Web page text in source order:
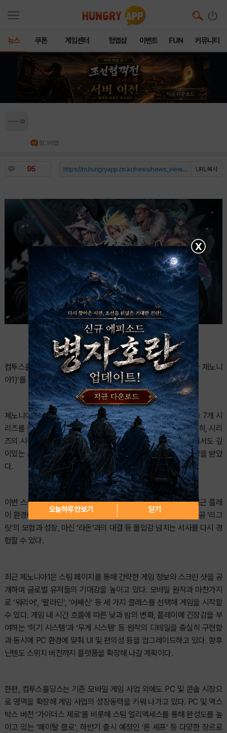
뉴스 쿠폰 게임센터 헝앱샵 이벤트 FUN 커뮤니티
헝그리앱
95 URL복사
https://m.hungryapp.co.kr/news/news_view.php?durl=YmNvZGU9b...
컴투스홀딩스는 명작 액션 RPG ‘제노니아1 : 기억의 실타래(이하 제노니
아1)’를 PC 스팀 버전으로 선보인다고 8일 밝혔다.
제노니아 시리즈는 모바일 RPG 역사에 한 획을 그은 작품으로 총 7개 시
리즈를 통해 글로벌 누적 6,300만 다운로드를 달성한 바 있다. 특히, 시리
즈의 시작점인 ‘제노니아1 : 기억의 실타래’는 당시 피처폰 환경에서도 깊
이있는 스토리와 세밀한 게임성을 선보여 유저들의 폭발적인 사랑을 받았
다.
이번 스팀 버전은 원작 특유의 감성을 고스란히 계승하면서도 최근 플레
이 환경에 맞춘 최적화에 집중한다. 출생의 비밀을 품고 있는 주인공 ‘리그
릿’의 모험과 성장, 마신 ‘라돈’과의 대결 등 몰입감 넘치는 서사를 다시 경
험할 수 있다.
최근 제노니아1은 스팀 페이지를 통해 간략한 게임 정보와 스크린 샷을 공
개하며 글로벌 유저들의 기대감을 높이고 있다. 모바일 원작과 마찬가지
로 ‘워리어’, ‘팔라딘’, ‘어쌔신’ 등 세 가지 클래스를 선택해 게임을 시작할
수 있다. 게임 내 시간 흐름에 따른 낮과 밤의 변화, 플레이에 긴장감을 부
여하는 ‘허기 시스템’과 ‘무게 시스템’ 등 원작의 디테일을 충실히 구현함
과 동시에 PC 환경에 맞춰 UI 및 편의성 등을 업그레이드하고 있다. 향후
닌텐도 스위치 버전까지 플랫폼을 확장해 나갈 계획이다.
한편, 컴투스홀딩스는 기존 모바일 게임 사업 외에도 PC 및 콘솔 시장으
로 영역을 확장해 게임 사업의 성장동력을 키워 나가고 있다. PC 및 엑스
박스 버전 ‘가이더스 제로’를 비롯해 스팀 얼리액세스를 통해 완성도를 높
이고 있는 ‘페이탈 클로’, 하반기 출시 예정인 ‘론 셰프’ 등 다양한 장르로
X
오늘하루 안보기 닫기